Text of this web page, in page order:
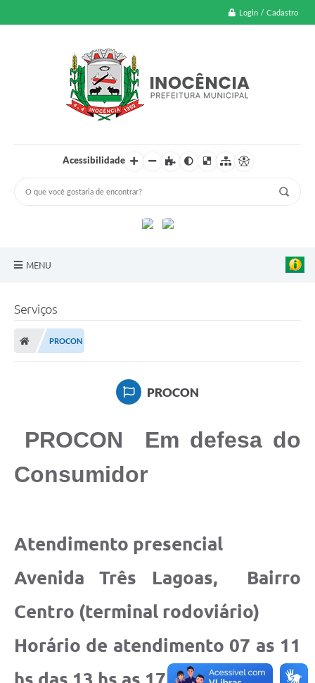
Login / Cadastro
Acessibilidade
MENU
Transparência Pública
Diário Oficial
Divida Ativa
Programa de Estágio
Serviços
PROCON
PROCON
PROCON Em defesa do
Consumidor
Atendimento presencial
Avenida Três Lagoas, Bairro
Centro (terminal rodoviário)
Horário de atendimento 07 as 11